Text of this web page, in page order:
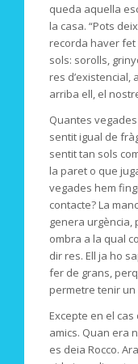
queda aquella
la casa. “Pots
recorda haver
sols: sorolls,
res d’existencial,
arriba ell, el
Quantes
sentit igual de
sentit tan sols
la paret o que
vegades hem
contacte? La
genera urgència,
ombra a la qual
dir res. Ell ja ho
fer de grans,
permetre tenir un
Excepte en el
amics. Quan era
es deia Rocco.